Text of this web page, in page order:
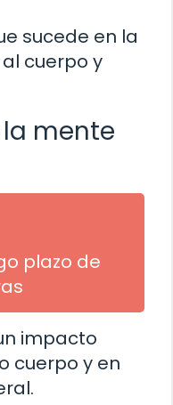
sucede en la
cuerpo y
mente
plazo de
impacto
cuerpo y en